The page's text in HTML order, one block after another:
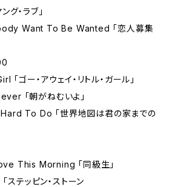
・ラブ」
Want To Be Wanted 「恋人募集
ゴー・アウェイ・リトル・ガール」
「朝がねむいよ」
To Do 「世界地図は君の家までの
This Morning 「同級生」
テッピン・ストーン